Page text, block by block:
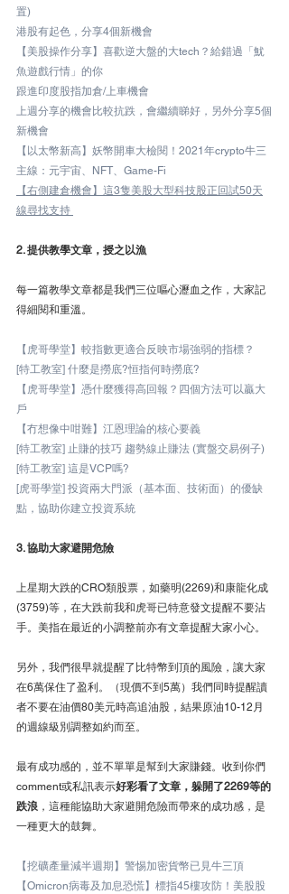
置)
港股有起色，分享4個新機會
【美股操作分享】喜歡逆大盤的大tech？給錯過「魷
魚遊戲行情」的你
跟進印度股指加倉/上車機會
上週分享的機會比較抗跌，會繼續睇好，另外分享5個
新機會
【以太幣新高】妖幣開車大檢閱！2021年crypto牛三
主線：元宇宙、NFT、Game-Fi
【右側建倉機會】這3隻美股大型科技股正回試50天
線尋找支持
2. 提供教學文章，授之以漁
每一篇教學文章都是我們三位嘔心瀝血之作，大家記
得細閱和重溫。
【虎哥學堂】較指數更適合反映市場強弱的指標？
[特工教室] 什麼是撈底?恒指何時撈底?
【虎哥學堂】憑什麼獲得高回報？四個方法可以贏大
戶
【冇想像中咁難】江恩理論的核心要義
[特工教室] 止賺的技巧 趨勢線止賺法 (實盤交易例子)
[特工教室] 這是VCP嗎?
[虎哥學堂] 投資兩大門派（基本面、技術面）的優缺
點，協助你建立投資系統
3. 協助大家避開危險
上星期大跌的CRO類股票，如藥明(2269)和康龍化成
(3759)等，在大跌前我和虎哥已特意發文提醒不要沾
手。美指在最近的小調整前亦有文章提醒大家小心。
另外，我們很早就提醒了比特幣到頂的風險，讓大家
在6萬保住了盈利。（現價不到5萬）我們同時提醒讀
者不要在油價80美元時高追油股，結果原油10-12月
的週線級別調整如約而至。
最有成功感的，並不單單是幫到大家賺錢。收到你們
comment或私訊表示好彩看了文章，躲開了2269等的
跌浪 ，這種能協助大家避開危險而帶來的成功感，是
一種更大的鼓舞。
【挖礦產量減半週期】警惕加密貨幣已見牛三頂
【Omicron病毒及加息恐慌】標指45樓攻防！美股股